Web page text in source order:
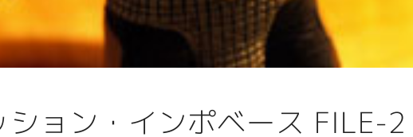
ション・インポベース FILE-2